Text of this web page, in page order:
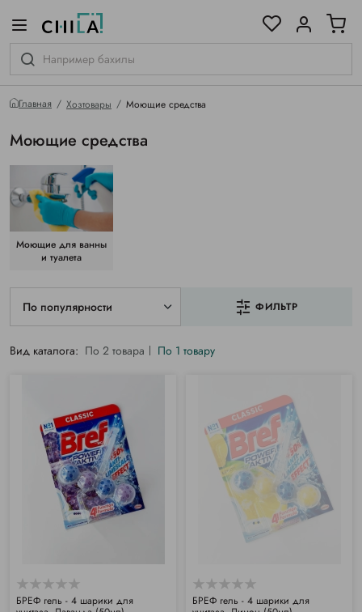
Главная Хозтовары Моющие средства
Моющие средства
Моющие для ванны
и туалета
По популярности ФИЛЬТР
Вид каталога: По 2 товара По 1 товару
БРЕФ гель - 4 шарики для БРЕФ гель - 4 шарики для
гамме